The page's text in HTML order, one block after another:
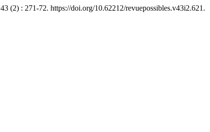
43 (2) : 271-72. https://doi.org/10.62212/revuepossibles.v43i2.621.